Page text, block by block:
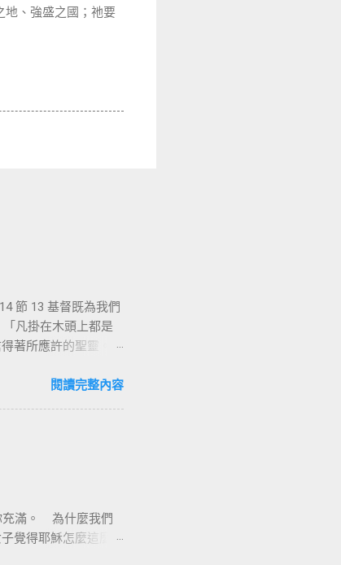
地、強盛之國；祂要
節 13 基督既為我們
凡掛在木頭上都是
著所應許的聖靈。
除了耶穌基督並祂釘
造的人，舊事已過，
樣；二是把舊的全
背起耶穌基督給我
在十字架上捨身流
、讓我們罪得赦免。
閱讀完整內容
牧師
充滿。 為什麼我們
覺得耶穌怎麼這麼厲